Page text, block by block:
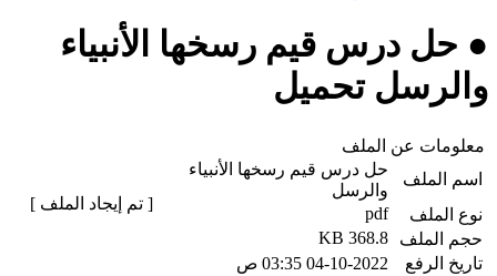
● حل درس قيم رسخها الأنبياء
والرسل تحميل
معلومات عن الملف
اسم الملف
حل درس قيم رسخها الأنبياء
والرسل
نوع الملف
pdf
حجم الملف
368.8 KB
تاريخ الرفع
04-10-2022 03:35 ص
[ تم إيجاد الملف ]